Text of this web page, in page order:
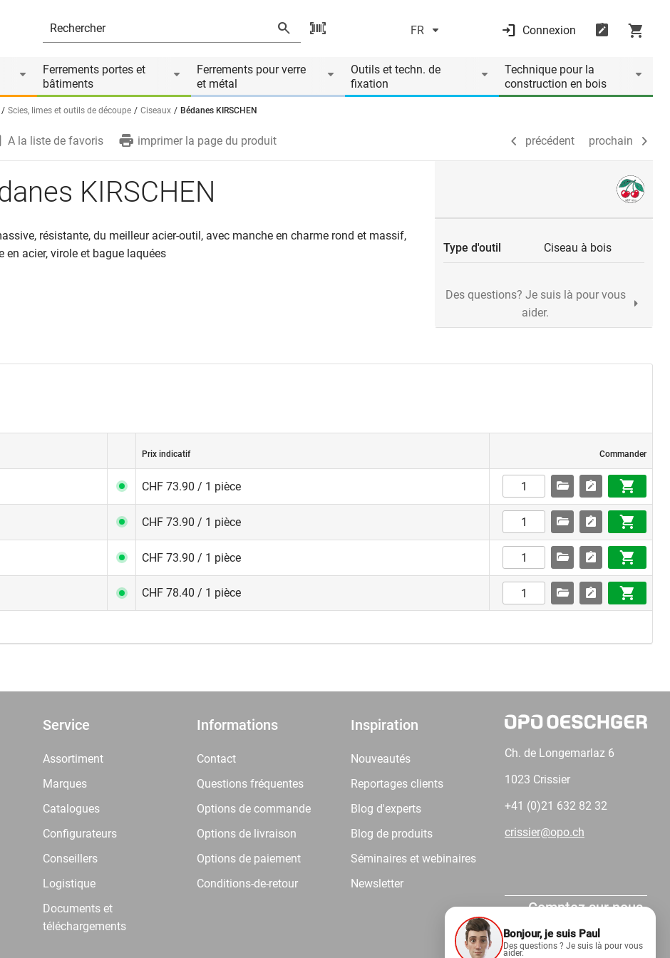
FR Connexion
Ferrements portes et
bâtiments
Ferrements pour verre
et métal
Outils et techn. de
fixation
Technique pour la
construction en bois
Scies, limes et outils de découpe Ciseaux Bédanes KIRSCHEN
précédent prochain
A la liste de favoris imprimer la page du produit précédent prochain
KIRSCHEN
résistante, du meilleur acier-outil, avec manche en charme rond et massif,
en acier, virole et bague laquées
Type d'outil Ciseau à bois
Des questions? Je suis là pour vous
aider.
Prix indicatif Commander
CHF 73.90 / 1 pièce
CHF 73.90 / 1 pièce
CHF 73.90 / 1 pièce
CHF 78.40 / 1 pièce
Service
Assortiment
Marques
Catalogues
Configurateurs
Conseillers
Logistique
Documents et
téléchargements
Informations
Contact
Questions fréquentes
Options de commande
Options de livraison
Options de paiement
Conditions-de-retour
Inspiration
Nouveautés
Reportages clients
Blog d'experts
Blog de produits
Séminaires et webinaires
Newsletter
Ch. de Longemarlaz 6
1023 Crissier
+41 (0)21 632 82 32
crissier@opo.ch
Comptez sur nous.
Bonjour, je suis Paul
Des questions ? Je suis là pour vous
aider.